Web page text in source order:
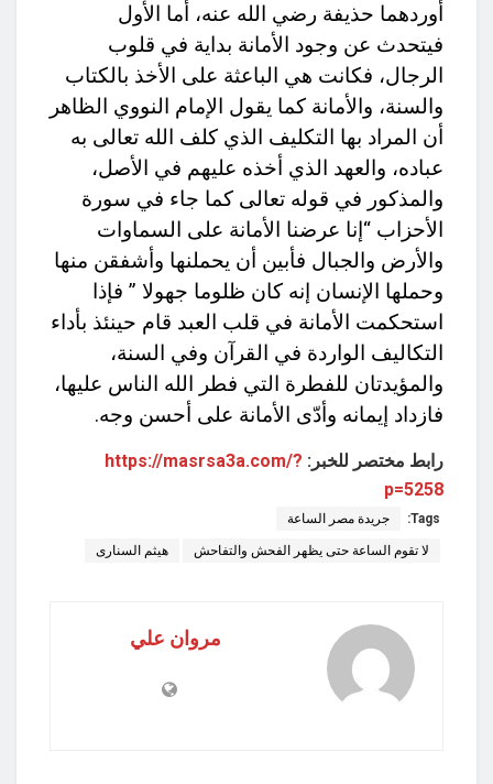
أوردهما حذيفة رضي الله عنه، أما الأول
فيتحدث عن وجود الأمانة بداية في قلوب
الرجال، فكانت هي الباعثة على الأخذ بالكتاب
والسنة، والأمانة كما يقول الإمام النووي الظاهر
أن المراد بها التكليف الذي كلف الله تعالى به
عباده، والعهد الذي أخذه عليهم في الأصل،
والمذكور في قوله تعالى كما جاء في سورة
الأحزاب “إنا عرضنا الأمانة على السماوات
والأرض والجبال فأبين أن يحملنها وأشفقن منها
وحملها الإنسان إنه كان ظلوما جهولا ” فإذا
استحكمت الأمانة في قلب العبد قام حينئذ بأداء
التكاليف الواردة في القرآن وفي السنة،
والمؤيدتان للفطرة التي فطر الله الناس عليها،
فازداد إيمانه وأدّى الأمانة على أحسن وجه.
رابط مختصر للخبر: https://masrsa3a.com/?
p=5258
Tags: جريدة مصر الساعة
لا تقوم الساعة حتى يظهر الفحش والتفاحش هيثم السنارى
مروان علي